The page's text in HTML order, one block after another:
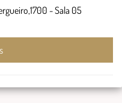
- Sala 05